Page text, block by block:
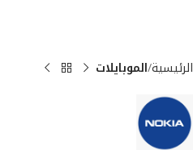
الرئيسية الموبايلات